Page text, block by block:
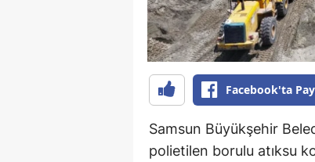
Facebook'ta
Samsun Büyükşehir
polietilen borulu atıksu